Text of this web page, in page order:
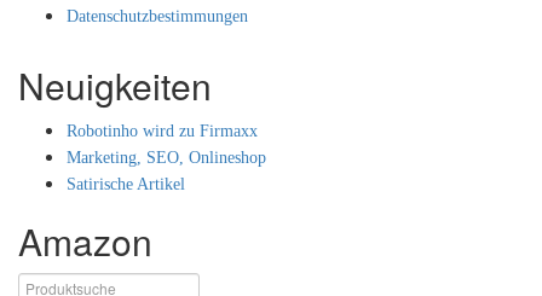
Datenschutzbestimmungen
Neuigkeiten
Robotinho wird zu Firmaxx
Marketing, SEO, Onlineshop
Satirische Artikel
Amazon